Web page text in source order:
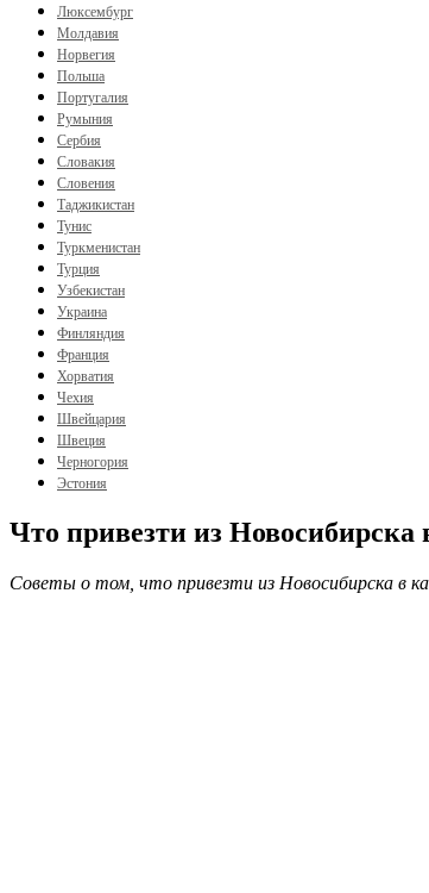
Люксембург
Молдавия
Норвегия
Польша
Португалия
Румыния
Сербия
Словакия
Словения
Таджикистан
Тунис
Туркменистан
Турция
Узбекистан
Украина
Финляндия
Франция
Хорватия
Чехия
Швейцария
Швеция
Черногория
Эстония
Что привезти из
Советы о том, что привезти из Новосибирска в